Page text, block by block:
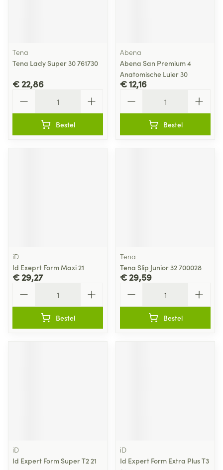
Tena
Tena Lady Super 30 761730
€ 22,86
Bestel
Abena
Abena San Premium 4
Anatomische Luier 30
€ 12,16
Bestel
iD
Id Exeprt Form Maxi 21
€ 29,27
Bestel
Tena
Tena Slip Junior 32 700028
€ 29,59
Bestel
iD
Id Expert Form Super T2 21
iD
Id Expert Form Extra Plus T3